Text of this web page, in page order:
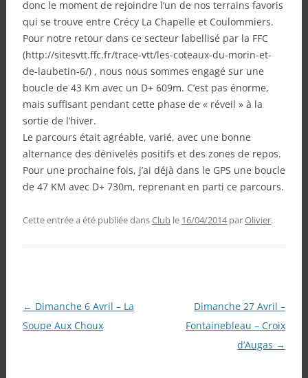
donc le moment de rejoindre l’un de nos terrains favoris
qui se trouve entre Crécy La Chapelle et Coulommiers.
Pour notre retour dans ce secteur labellisé par la FFC
(http://sitesvtt.ffc.fr/trace-vtt/les-coteaux-du-morin-et-
de-laubetin-6/) , nous nous sommes engagé sur une
boucle de 43 Km avec un D+ 609m. C’est pas énorme,
mais suffisant pendant cette phase de « réveil » à la
sortie de l’hiver.
Le parcours était agréable, varié, avec une bonne
alternance des dénivelés positifs et des zones de repos.
Pour une prochaine fois, j’ai déjà dans le GPS une boucle
de 47 KM avec D+ 730m, reprenant en parti ce parcours.
Cette entrée a été publiée dansCluble 16/04/2014 parOlivier.
Navigation
des
← Dimanche 6 Avril – La
Soupe Aux Choux
Dimanche 27 Avril –
Fontainebleau – Croix
d’Augas →